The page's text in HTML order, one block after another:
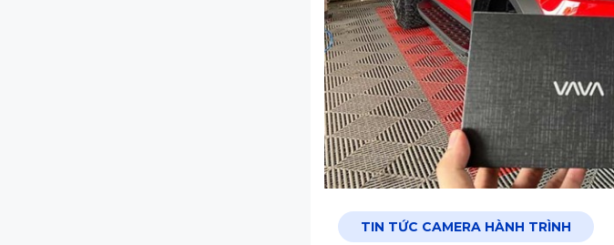
TIN TỨC CAMERA HÀNH TRÌNH